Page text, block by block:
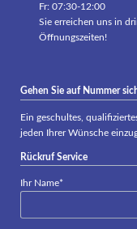
Fr: 07:30-12:00
Sie erreichen uns in
Öffnungszeiten!
Gehen Sie auf Nummer
Ein geschultes,
jeden Ihrer Wünsche
Rückruf Service
Pflichtfeld
Ihr Name*